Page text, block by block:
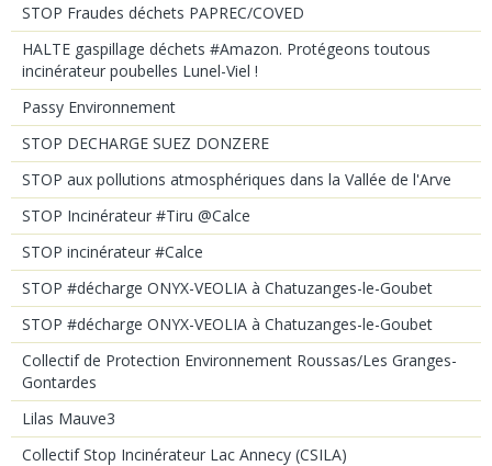
STOP Fraudes déchets PAPREC/COVED
HALTE gaspillage déchets #Amazon. Protégeons toutous
incinérateur poubelles Lunel-Viel !
Passy Environnement
STOP DECHARGE SUEZ DONZERE
STOP aux pollutions atmosphériques dans la Vallée de l'Arve
STOP Incinérateur #Tiru @Calce
STOP incinérateur #Calce
STOP #décharge ONYX-VEOLIA à Chatuzanges-le-Goubet
STOP #décharge ONYX-VEOLIA à Chatuzanges-le-Goubet
Collectif de Protection Environnement Roussas/Les Granges-
Gontardes
Lilas Mauve3
Collectif Stop Incinérateur Lac Annecy (CSILA)